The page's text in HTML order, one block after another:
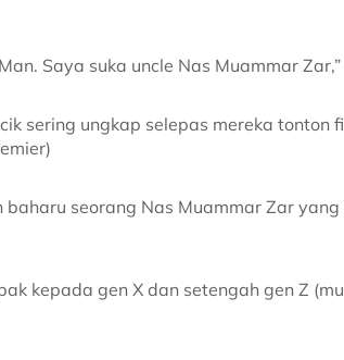
Saya suka uncle Nas Muammar Zar,”
sering ungkap selepas mereka tonton
baharu seorang Nas Muammar Zar
kepada gen X dan setengah gen Z